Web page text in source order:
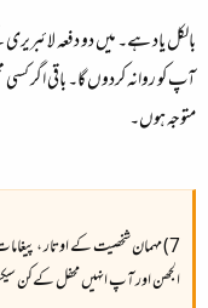
بالکل یاد ہے۔ میں دو دفعہ
آپ کو روانہ کردوں گا۔ باقی اگر
متوجہ ہوں۔​
7) مہمان شخصیت کے اوتار ،
الجھن اور آپ انہیں محفل کےکن